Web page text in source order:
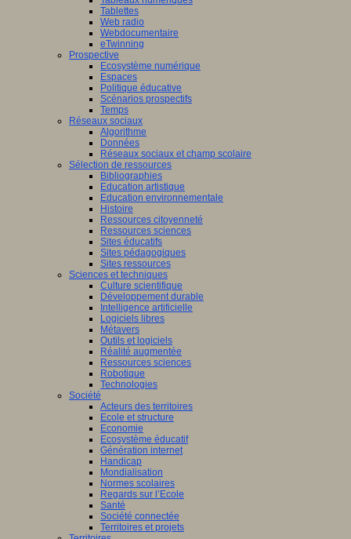
Tablettes
Web radio
Webdocumentaire
eTwinning
Prospective
Ecosystème numérique
Espaces
Politique éducative
Scénarios prospectifs
Temps
Réseaux sociaux
Algorithme
Données
Réseaux sociaux et champ scolaire
Sélection de ressources
Bibliographies
Education artistique
Education environnementale
Histoire
Ressources citoyenneté
Ressources sciences
Sites éducatifs
Sites pédagogiques
Sites ressources
Sciences et techniques
Culture scientifique
Développement durable
Intelligence artificielle
Logiciels libres
Métavers
Outils et logiciels
Réalité augmentée
Ressources sciences
Robotique
Technologies
Société
Acteurs des territoires
Ecole et structure
Economie
Ecosystème éducatif
Génération internet
Handicap
Mondialisation
Normes scolaires
Regards sur l’Ecole
Santé
Société connectée
Territoires et projets